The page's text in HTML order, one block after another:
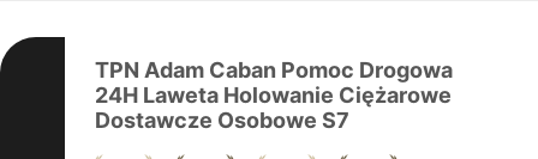
TPN Adam Caban Pomoc Drogowa
24H Laweta Holowanie Ciężarowe
Dostawcze Osobowe S7